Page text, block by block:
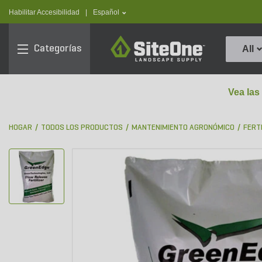
Habilitar Accesibilidad text.language
Español
Categorías
SiteOne
All
Vea
HOGAR TODOS LOS PRODUCTOS MANTENIMIENTO AGRONÓMICO